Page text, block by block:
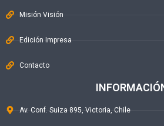
Misión Visión
Edición Impresa
Contacto
Av. Conf. Suiza 895, Victoria, Chile